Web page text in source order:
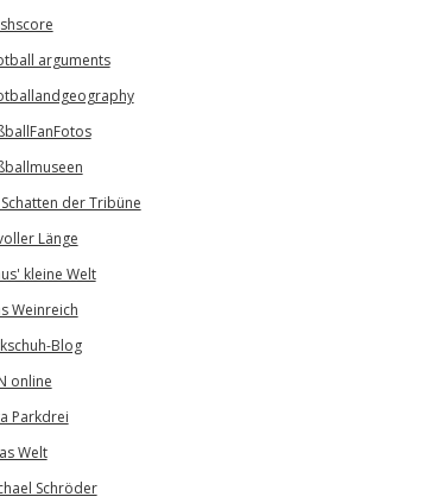
arguments
der Tribüne
Länge
kleine Welt
Weinreich
Blog
online
Parkdrei
Welt
Schröder